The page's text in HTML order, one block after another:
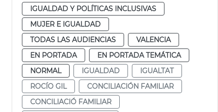
IGUALDAD Y POLÍTICAS INCLUSIVAS
MUJER E IGUALDAD
TODAS LAS AUDIENCIAS
VALENCIA
EN PORTADA
EN PORTADA TEMÁTICA
NORMAL
IGUALDAD
IGUALTAT
ROCÍO GIL
CONCILIACIÓN FAMILIAR
CONCILIACIÓ FAMILIAR